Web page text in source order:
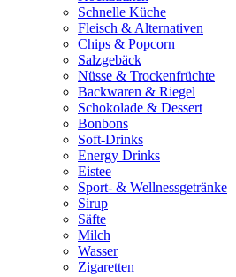
Schnelle Küche
Fleisch & Alternativen
Chips & Popcorn
Salzgebäck
Nüsse & Trockenfrüchte
Backwaren & Riegel
Schokolade & Dessert
Bonbons
Soft-Drinks
Energy Drinks
Eistee
Sport- & Wellnessgetränke
Sirup
Säfte
Milch
Wasser
Zigaretten